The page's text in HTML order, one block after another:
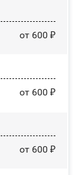
от 600 ₽
от 600 ₽
от 600 ₽